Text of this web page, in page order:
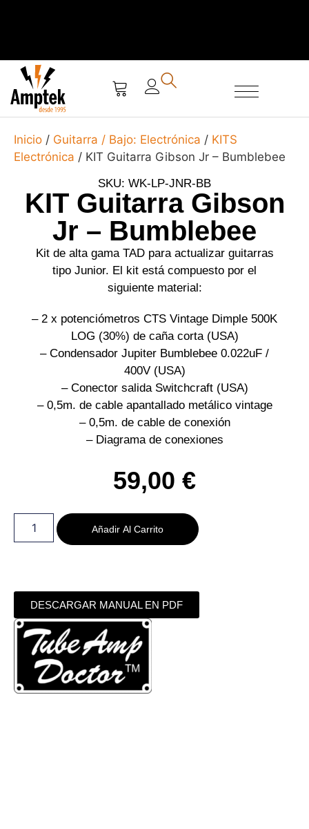
Inicio / Guitarra / Bajo: Electrónica / KITS
Electrónica / KIT Guitarra Gibson Jr – Bumblebee
SKU: WK-LP-JNR-BB
KIT Guitarra Gibson
Jr – Bumblebee
Kit de alta gama TAD para actualizar guitarras
tipo Junior. El kit está compuesto por el
siguiente material:
– 2 x potenciómetros CTS Vintage Dimple 500K
LOG (30%) de caña corta (USA)
– Condensador Jupiter Bumblebee 0.022uF /
400V (USA)
– Conector salida Switchcraft (USA)
– 0,5m. de cable apantallado metálico vintage
– 0,5m. de cable de conexión
– Diagrama de conexiones
59,00 €
Añadir Al Carrito
DESCARGAR MANUAL EN PDF